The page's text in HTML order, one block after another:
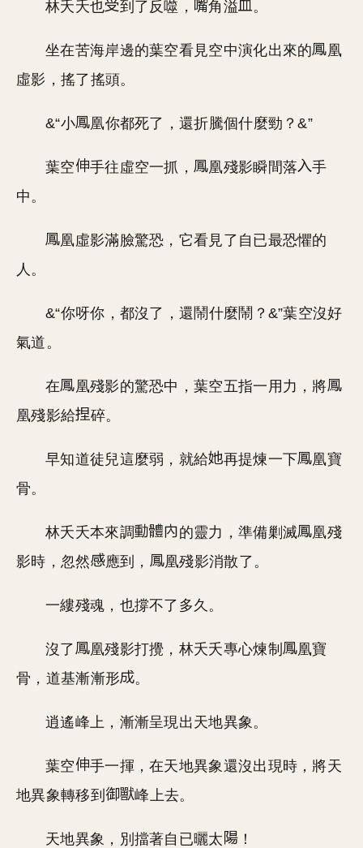
林夭夭也 到了反噬， 角溢 。
坐在苦海岸邊的葉空看見空中演化出來的
凰
虛影，搖了搖頭。
&“小 凰你都死了，還折騰個什麼勁？&”
葉空 手往虛空一抓， 凰殘影瞬間落
手
中。
凰虛影滿臉驚恐，它看見了自已最恐懼的
人。
&“你呀你，都沒了，還鬧什麼鬧？&”葉空沒好
氣道。
在
凰殘影的驚恐中，葉空五指一用力，將
凰殘影給
碎。
早知道徒兒這麼弱，就給 再提煉一下
凰寶
骨。
林夭夭本來調 的靈力，準備剿滅
凰殘
影時，忽然
應到， 凰殘影消散了。
一縷殘魂，也撐不了多久。
沒了 凰殘影打攪，林夭夭專心煉制
凰寶
骨，道基漸漸形
。
逍遙峰上，漸漸呈現出天地異象。
葉空
手一揮，在天地異象還沒出現時，將天
地異象轉移到
峰上去。
天地異象，別擋著自已曬太 ！